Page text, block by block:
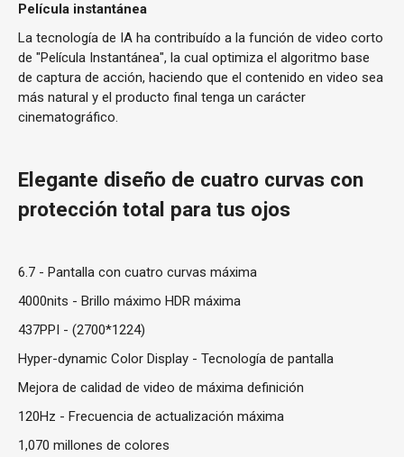
Película instantánea
La tecnología de IA ha contribuído a la función de video corto
de "Película Instantánea", la cual optimiza el algoritmo base
de captura de acción, haciendo que el contenido en video sea
más natural y el producto final tenga un carácter
cinematográfico.
Elegante diseño de cuatro curvas con
protección total para tus ojos
6.7 - Pantalla con cuatro curvas máxima
4000nits - Brillo máximo HDR máxima
437PPI - (2700*1224)
Hyper-dynamic Color Display - Tecnología de pantalla
Mejora de calidad de video de máxima definición
120Hz - Frecuencia de actualización máxima
1,070 millones de colores